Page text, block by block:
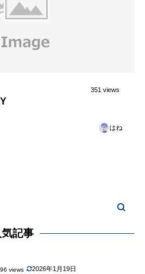
351 views
はね
気記事
views 2026年1月19日